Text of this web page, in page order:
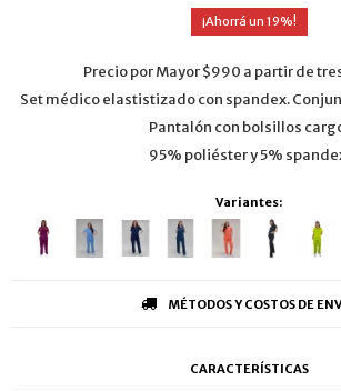
19
Precio por Mayor $990 a partir de
Set médico elastistizado con spandex.
Pantalón con bolsillos
95% poliéster y 5%
Variantes:
MÉTODOS Y COSTOS DE
CARACTERÍSTICAS